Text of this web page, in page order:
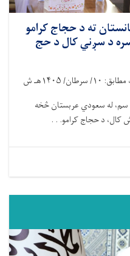
ته د حجاج کرامو
د سږني کال د حج
مطابق: ۱۰/ سرطان/۱۴۰۵هـ ش
سم، له سعودي عربستان څخه